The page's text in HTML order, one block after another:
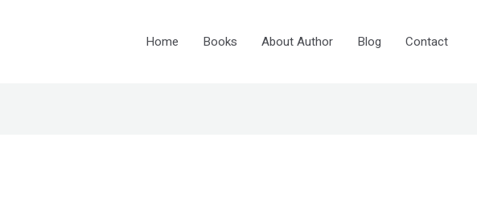
Home Books About Author Blog Contact